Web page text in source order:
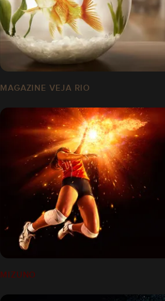
MAGAZINE VEJA RIO
MIZUNO